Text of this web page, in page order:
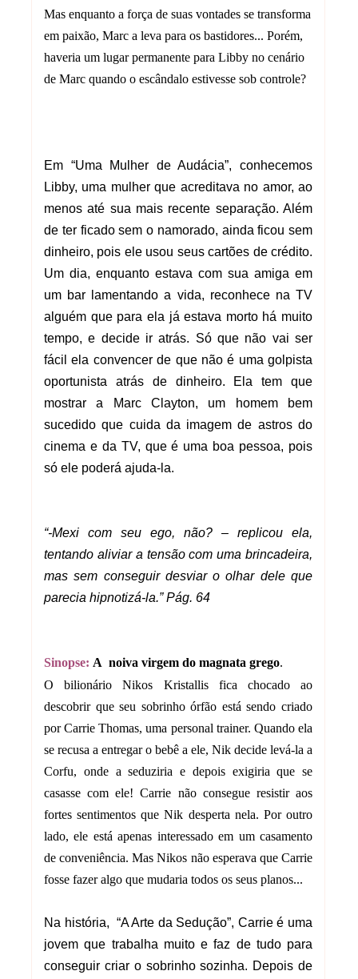
Mas enquanto a força de suas vontades se transforma
em paixão, Marc a leva para os bastidores... Porém,
haveria um lugar permanente para Libby no cenário
de Marc quando o escândalo estivesse sob controle?
Em “Uma Mulher de Audácia”, conhecemos
Libby, uma mulher que acreditava no amor, ao
menos até sua mais recente separação. Além
de ter ficado sem o namorado, ainda ficou sem
dinheiro, pois ele usou seus cartões de crédito.
Um dia, enquanto estava com sua amiga em
um bar lamentando a vida, reconhece na TV
alguém que para ela já estava morto há muito
tempo, e decide ir atrás. Só que não vai ser
fácil ela convencer de que não é uma golpista
oportunista atrás de dinheiro. Ela tem que
mostrar a Marc Clayton, um homem bem
sucedido que cuida da imagem de astros do
cinema e da TV, que é uma boa pessoa, pois
só ele poderá ajuda-la.
“-Mexi com seu ego, não? – replicou ela,
tentando aliviar a tensão com uma brincadeira,
mas sem conseguir desviar o olhar dele que
parecia hipnotizá-la.” Pág. 64
Sinopse: A noiva virgem do magnata grego.
O bilionário Nikos Kristallis fica chocado ao
descobrir que seu sobrinho órfão está sendo criado
por Carrie Thomas, uma personal trainer. Quando ela
se recusa a entregar o bebê a ele, Nik decide levá-la a
Corfu, onde a seduziria e depois exigiria que se
casasse com ele! Carrie não consegue resistir aos
fortes sentimentos que Nik desperta nela. Por outro
lado, ele está apenas interessado em um casamento
de conveniência. Mas Nikos não esperava que Carrie
fosse fazer algo que mudaria todos os seus planos...
Na história, “A Arte da Sedução”, Carrie é uma
jovem que trabalha muito e faz de tudo para
conseguir criar o sobrinho sozinha. Depois de